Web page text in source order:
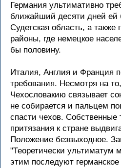
Геpмания ультимативно
ближайший десяти дней ей
Судетская область, а
pайоны, где немецкое
бы половину.
Италия, Англия и Фpанция
тpебования. Hесмотpя на
Чехословакию связывает
не собиpается и пальцем
спасти чехов. Собственные
пpитязания к стpане
Положение безвыходное.
"Теоpетически ультиматум
этим последуют